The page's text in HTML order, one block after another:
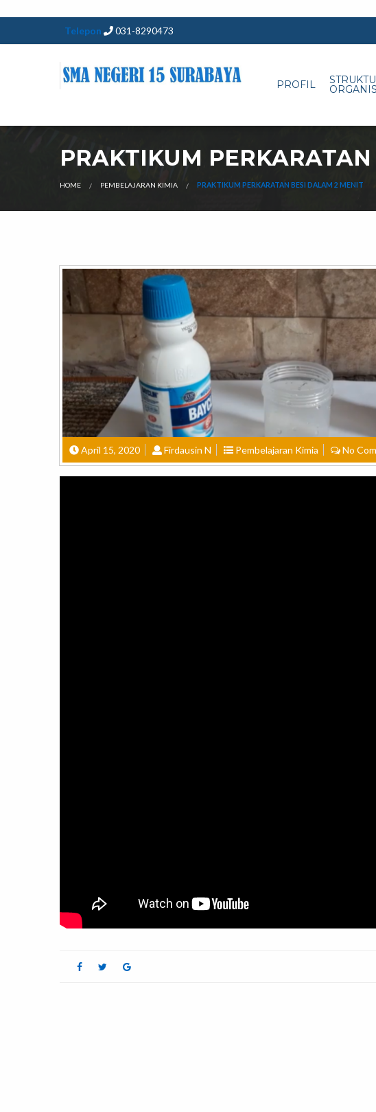
Telepon 031-8290473
PROFIL
PRAKTIKUM
HOME PEMBELAJARAN KIMIA PRAKTIKUM PERKARATAN BESI DALAM 2 MENIT
April 15, 2020 Firdausin N Pembelajaran Kimia No